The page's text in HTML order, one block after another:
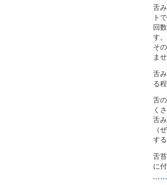
舌
ト
回
す。
そ
ませ
舌
る
舌
く
舌
（
す
舌
に